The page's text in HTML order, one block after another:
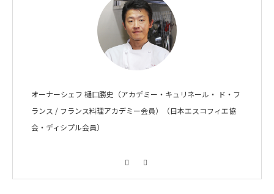
オーナーシェフ 樋口勝史（アカデミー・キュリネール・ ド・フ
ランス / フランス料理アカデミー会員）（日本エスコフィエ協
会・ディシプル会員）